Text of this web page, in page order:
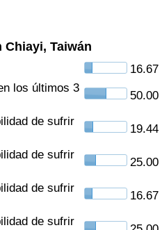
Chiayi, Taiwán
16.67
los últimos 3
50.00
de sufrir
19.44
de sufrir
25.00
de sufrir
16.67
de sufrir